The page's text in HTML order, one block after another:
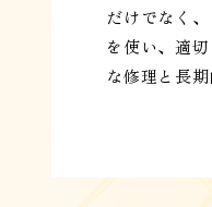
だけでなく
を使い、適
な修理と長